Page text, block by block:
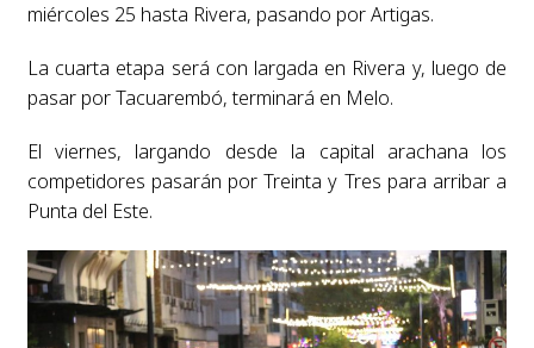
miércoles 25 hasta Rivera, pasando por Artigas.
La cuarta etapa será con largada en Rivera y, luego de
pasar por Tacuarembó, terminará en Melo.
El viernes, largando desde la capital arachana los
competidores pasarán por Treinta y Tres para arribar a
Punta del Este.